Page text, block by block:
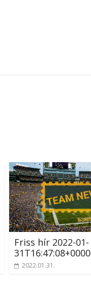
Friss hír 2022-01-
31T16:47:08+0000
2022.01.31.